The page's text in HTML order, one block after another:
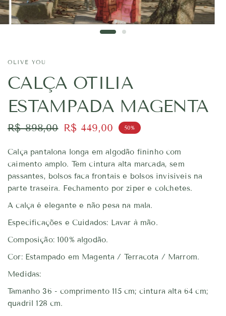
OLIVE YOU
CALÇA OTILIA
ESTAMPADA MAGENTA
R$ 898,00 R$ 449,00 50%
Calça pantalona longa em algodão fininho com
caimento amplo. Tem cintura alta marcada, sem
passantes, bolsos faca frontais e bolsos invisíveis na
parte traseira. Fechamento por zíper e colchetes.
A calça é elegante e não pesa na mala.
Especificações e Cuidados: Lavar à mão.
Composição: 100% algodão.
Cor: Estampado em Magenta / Terracota / Marrom.
Medidas:
Tamanho 36 - comprimento 115 cm; cintura alta 64 cm;
quadril 128 cm.